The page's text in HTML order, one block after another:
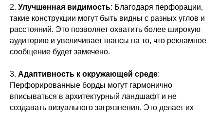
2. Улучшенная видимость: Благодаря перфорации,
такие конструкции могут быть видны с разных углов и
расстояний. Это позволяет охватить более широкую
аудиторию и увеличивает шансы на то, что рекламное
сообщение будет замечено.
3. Адаптивность к окружающей среде:
Перфорированные борды могут гармонично
вписываться в архитектурный ландшафт и не
создавать визуального загрязнения. Это делает их